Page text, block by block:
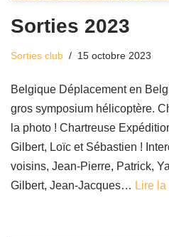
Sorties 2023
Sorties club 15 octobre 2023
Belgique Déplacement en
gros symposium hélicoptère.
la photo ! Chartreuse
Gilbert, Loïc et Sébastien !
voisins, Jean-Pierre, Patrick,
Gilbert, Jean-Jacques… Lire